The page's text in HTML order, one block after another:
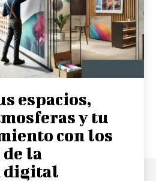
espacios,
y tu
con los
la
digital